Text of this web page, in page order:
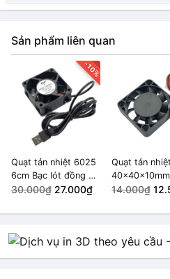
Sản phẩm liên quan
-10%
Quạt tản nhiệt 6025
6cm Bạc lót đồng 5V
USB
30.000₫ 27.000₫
Quạt tản nhiệt
40x40x10mm
12VDC
14.000₫